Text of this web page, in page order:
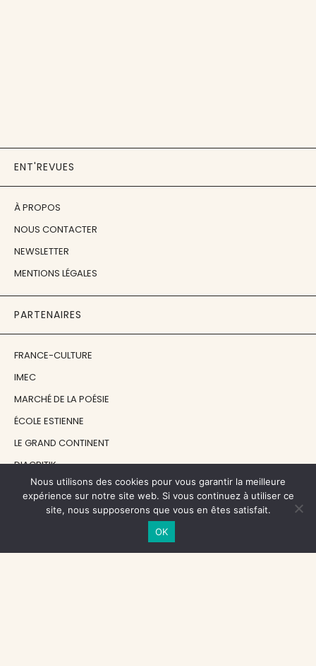
ENT'REVUES
À PROPOS
NOUS CONTACTER
NEWSLETTER
MENTIONS LÉGALES
PARTENAIRES
FRANCE-CULTURE
IMEC
MARCHÉ DE LA POÉSIE
ÉCOLE ESTIENNE
LE GRAND CONTINENT
DIACRITIK
EN ATTENDANT NADEAU
Nous utilisons des cookies pour vous garantir la meilleure
expérience sur notre site web. Si vous continuez à utiliser ce
site, nous supposerons que vous en êtes satisfait.
OK